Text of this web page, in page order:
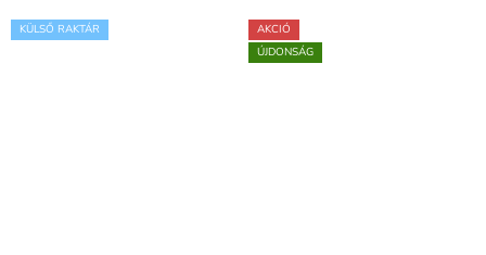
KÜLSŐ RAKTÁR
AKCIÓ
ÚJDONSÁG